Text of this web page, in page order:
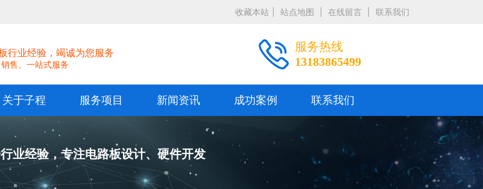
收藏本站 站点地图 在线留言 联系我们
行业经验，竭诚为您服务
售、一站式服务
服务热线
13183865499
关于子程 服务项目 新闻资讯 成功案例 联系我们
业经验，专注电路板设计、硬件开发